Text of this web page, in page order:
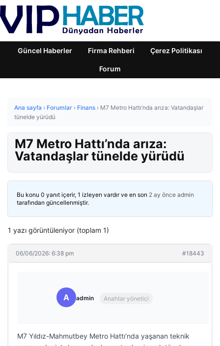
Güncel Haberler Firma Rehberi Çerez Politikası
Forum
Ana sayfa › Forumlar › Finans › M7 Metro Hattı’nda arıza: Vatandaşlar
tünelde yürüdü
M7 Metro Hattı’nda arıza:
Vatandaşlar tünelde yürüdü
Bu konu 0 yanıt içerir, 1 izleyen vardır ve en son 2 ay önce admin
tarafından güncellenmiştir.
1 yazı görüntüleniyor (toplam 1)
06/06/2026: 6:38 pm #18443
A admin Anahtar yönetici
M7 Yıldız-Mahmutbey Metro Hattı’nda yaşanan teknik